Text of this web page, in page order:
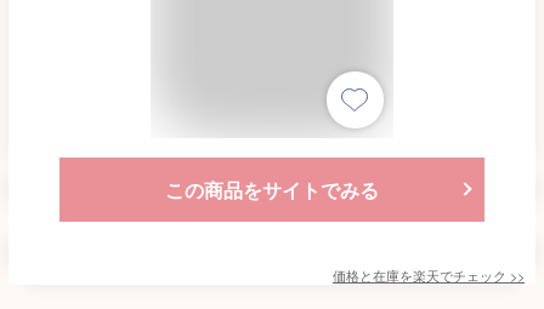
この商品をサイトでみる
価格と在庫を楽天でチェック >>